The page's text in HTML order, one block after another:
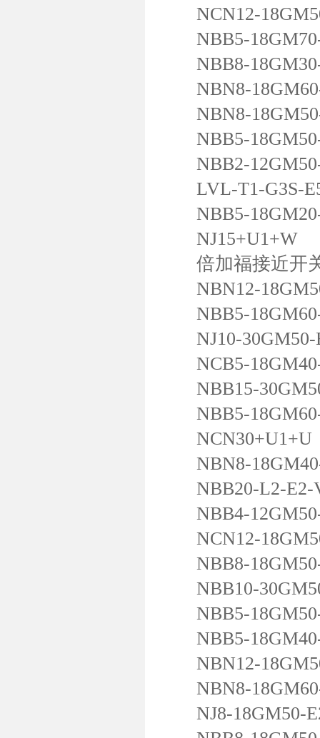
NCN12-
NBB5-
NBB8-
NBN8-
NBN8-
NBB5-
NBB2-
LVL-T1-G3S-
NBB5-
NJ15+U1+W
倍加福接近开
NBN12-
NBB5-
NJ10-30GM50-
NCB5-
NBB15-
NBB5-
NCN30+U1+U
NBN8-
NBB20-L2-E2-
NBB4-
NCN12-
NBB8-
NBB10-
NBB5-
NBB5-
NBN12-
NBN8-
NJ8-18GM50-